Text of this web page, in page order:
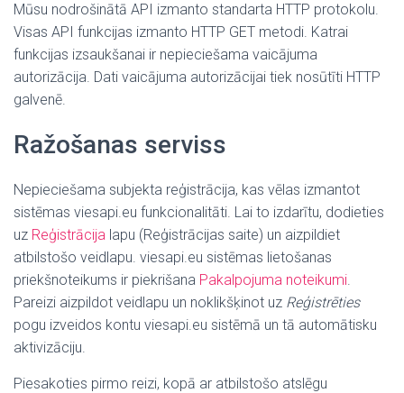
Mūsu nodrošinātā API izmanto standarta HTTP protokolu.
Visas API funkcijas izmanto HTTP GET metodi. Katrai
funkcijas izsaukšanai ir nepieciešama vaicājuma
autorizācija. Dati vaicājuma autorizācijai tiek nosūtīti HTTP
galvenē.
Ražošanas serviss
Nepieciešama subjekta reģistrācija, kas vēlas izmantot
sistēmas viesapi.eu funkcionalitāti. Lai to izdarītu, dodieties
uz Reģistrācija lapu (Reģistrācijas saite) un aizpildiet
atbilstošo veidlapu. viesapi.eu sistēmas lietošanas
priekšnoteikums ir piekrišana Pakalpojuma noteikumi.
Pareizi aizpildot veidlapu un noklikšķinot uz Reģistrēties
pogu izveidos kontu viesapi.eu sistēmā un tā automātisku
aktivizāciju.
Piesakoties pirmo reizi, kopā ar atbilstošo atslēgu